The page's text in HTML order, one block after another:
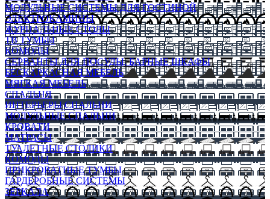
МОДУЛЬНЫЕ СИСТЕМЫ ДЛЯ ГОСТИНОЙ
ЭЛЕКТРОКАМИНЫ
ЖУРНАЛЬНЫЕ СТОЛЫ
ТВ ТУМБЫ
КОМОДЫ
СЕРВАНТЫ ДЛЯ ПОСУДЫ, БАРНЫЕ ШКАФЫ
БЕСКАРКАСНАЯ МЕБЕЛЬ
МЯГКАЯ МЕБЕЛЬ
СПАЛЬНЯ
ИНТЕРЬЕРЫ СПАЛЬНИ
МОДУЛЬНЫЕ СПАЛЬНИ
КРОВАТИ
МАТРАСЫ
ТУАЛЕТНЫЕ СТОЛИКИ
КОМОДЫ
ПРИКРОВАТНЫЕ ТУМБЫ
ГАРДЕРОБНЫЕ СИСТЕМЫ
ЗЕРКАЛА